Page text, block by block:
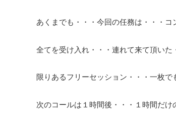
あくまでも・・・今回の任務は・・・
全てを受け入れ・・・連れて来て頂いた
限りあるフリーセッション・・・一枚
次のコールは１時間後・・・１時間だけ